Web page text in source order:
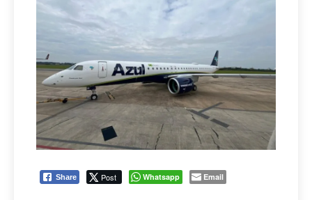
Share Post Whatsapp Email